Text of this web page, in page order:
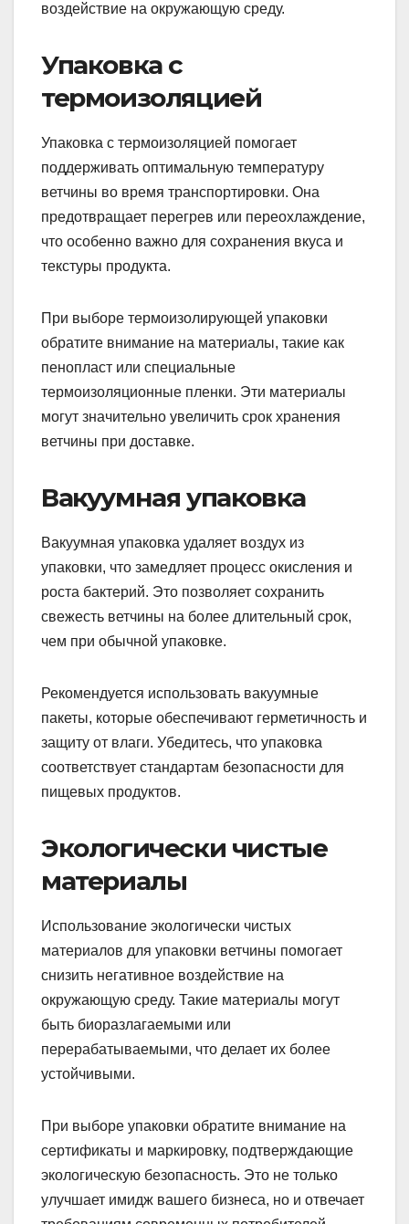
воздействие на окружающую среду.
Упаковка с
термоизоляцией
Упаковка с термоизоляцией помогает
поддерживать оптимальную температуру
ветчины во время транспортировки. Она
предотвращает перегрев или переохлаждение,
что особенно важно для сохранения вкуса и
текстуры продукта.
При выборе термоизолирующей упаковки
обратите внимание на материалы, такие как
пенопласт или специальные
термоизоляционные пленки. Эти материалы
могут значительно увеличить срок хранения
ветчины при доставке.
Вакуумная упаковка
Вакуумная упаковка удаляет воздух из
упаковки, что замедляет процесс окисления и
роста бактерий. Это позволяет сохранить
свежесть ветчины на более длительный срок,
чем при обычной упаковке.
Рекомендуется использовать вакуумные
пакеты, которые обеспечивают герметичность и
защиту от влаги. Убедитесь, что упаковка
соответствует стандартам безопасности для
пищевых продуктов.
Экологически чистые
материалы
Использование экологически чистых
материалов для упаковки ветчины помогает
снизить негативное воздействие на
окружающую среду. Такие материалы могут
быть биоразлагаемыми или
перерабатываемыми, что делает их более
устойчивыми.
При выборе упаковки обратите внимание на
сертификаты и маркировку, подтверждающие
экологическую безопасность. Это не только
улучшает имидж вашего бизнеса, но и отвечает